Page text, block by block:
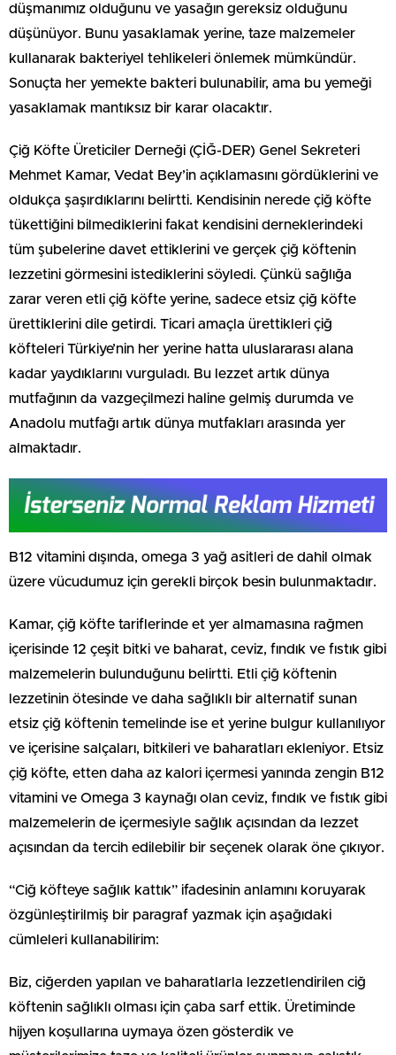
düşmanımız olduğunu ve yasağın gereksiz olduğunu
düşünüyor. Bunu yasaklamak yerine, taze malzemeler
kullanarak bakteriyel tehlikeleri önlemek mümkündür.
Sonuçta her yemekte bakteri bulunabilir, ama bu yemeği
yasaklamak mantıksız bir karar olacaktır.
Çiğ Köfte Üreticiler Derneği (ÇİĞ-DER) Genel Sekreteri
Mehmet Kamar, Vedat Bey’in açıklamasını gördüklerini ve
oldukça şaşırdıklarını belirtti. Kendisinin nerede çiğ köfte
tükettiğini bilmediklerini fakat kendisini derneklerindeki
tüm şubelerine davet ettiklerini ve gerçek çiğ köftenin
lezzetini görmesini istediklerini söyledi. Çünkü sağlığa
zarar veren etli çiğ köfte yerine, sadece etsiz çiğ köfte
ürettiklerini dile getirdi. Ticari amaçla ürettikleri çiğ
köfteleri Türkiye’nin her yerine hatta uluslararası alana
kadar yaydıklarını vurguladı. Bu lezzet artık dünya
mutfağının da vazgeçilmezi haline gelmiş durumda ve
Anadolu mutfağı artık dünya mutfakları arasında yer
almaktadır.
B12 vitamini dışında, omega 3 yağ asitleri de dahil olmak
üzere vücudumuz için gerekli birçok besin bulunmaktadır.
Kamar, çiğ köfte tariflerinde et yer almamasına rağmen
içerisinde 12 çeşit bitki ve baharat, ceviz, fındık ve fıstık gibi
malzemelerin bulunduğunu belirtti. Etli çiğ köftenin
lezzetinin ötesinde ve daha sağlıklı bir alternatif sunan
etsiz çiğ köftenin temelinde ise et yerine bulgur kullanılıyor
ve içerisine salçaları, bitkileri ve baharatları ekleniyor. Etsiz
çiğ köfte, etten daha az kalori içermesi yanında zengin B12
vitamini ve Omega 3 kaynağı olan ceviz, fındık ve fıstık gibi
malzemelerin de içermesiyle sağlık açısından da lezzet
açısından da tercih edilebilir bir seçenek olarak öne çıkıyor.
“Ciğ köfteye sağlık kattık” ifadesinin anlamını koruyarak
özgünleştirilmiş bir paragraf yazmak için aşağıdaki
cümleleri kullanabilirim:
Biz, ciğerden yapılan ve baharatlarla lezzetlendirilen ciğ
köftenin sağlıklı olması için çaba sarf ettik. Üretiminde
hijyen koşullarına uymaya özen gösterdik ve